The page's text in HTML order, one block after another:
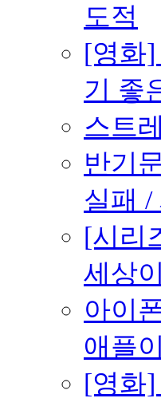
도적
[영화]
기 좋
스트
반기
실패 /
[시리
세상
아이
애플
[영화]